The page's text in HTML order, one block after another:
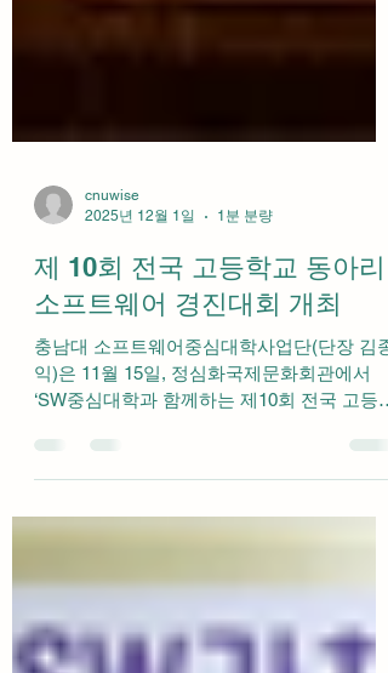
2025년 12월 1일
1분 분량
제 10회 전국 고등학교 동아리
소프트웨어 경진대회 개최
충남대 소프트웨어중심대학사업단(단장 김종
‘SW중심대학과 함께하는 제10회 전국 고등학
교 동아리 SW경진대회’ 본선을 개최했다. 본
공동으로 개최해 온 ‘전국 고등학교 동아리
해결력과 협업 능력을 겨루는 대표적인 소프
트웨어 경진대회로 자리매김해 왔다. 특히, 10